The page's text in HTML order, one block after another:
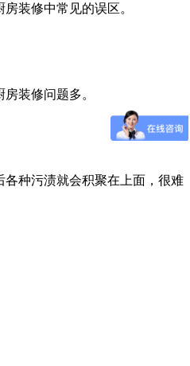
装修中常见的误区。
装修问题多。
种污渍就会积聚在上面，很难